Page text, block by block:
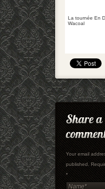
La tournée En
Wacoal
Your email
published.
*